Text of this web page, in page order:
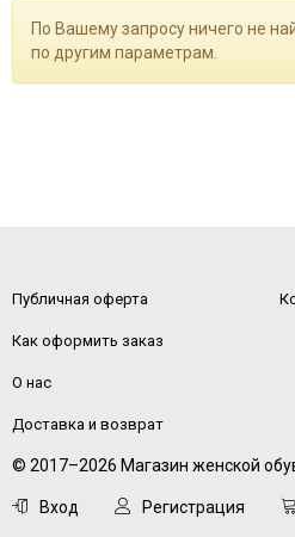
По Вашему запросу ничего не
по другим параметрам.
Публичная оферта
Как оформить заказ
О нас
Доставка и возврат
© 2017–2026 Магазин женской
Вход Регистрация